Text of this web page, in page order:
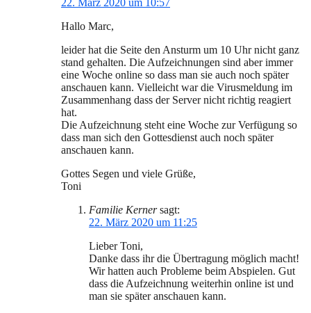
22. März 2020 um 10:57
Hallo Marc,
leider hat die Seite den Ansturm um 10 Uhr nicht ganz
stand gehalten. Die Aufzeichnungen sind aber immer
eine Woche online so dass man sie auch noch später
anschauen kann. Vielleicht war die Virusmeldung im
Zusammenhang dass der Server nicht richtig reagiert
hat.
Die Aufzeichnung steht eine Woche zur Verfügung so
dass man sich den Gottesdienst auch noch später
anschauen kann.
Gottes Segen und viele Grüße,
Toni
Familie Kerner sagt:
22. März 2020 um 11:25
Lieber Toni,
Danke dass ihr die Übertragung möglich macht!
Wir hatten auch Probleme beim Abspielen. Gut
dass die Aufzeichnung weiterhin online ist und
man sie später anschauen kann.